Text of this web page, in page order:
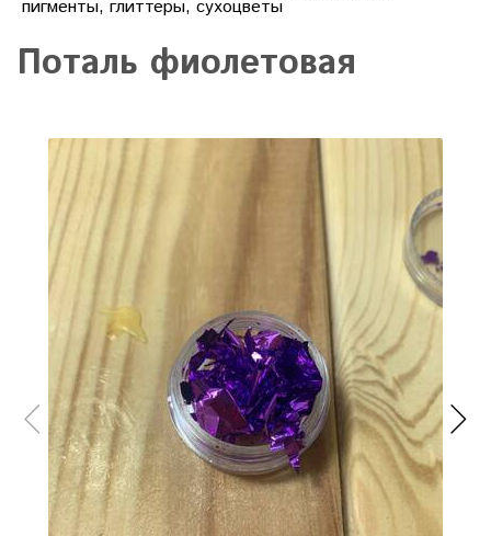
пигменты, глиттеры, сухоцветы
Поталь фиолетовая